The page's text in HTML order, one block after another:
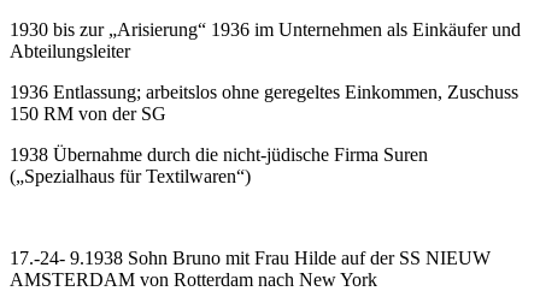
1930 bis zur „Arisierung“ 1936 im Unternehmen als Einkäufer und
Abteilungsleiter
1936 Entlassung; arbeitslos ohne geregeltes Einkommen, Zuschuss
150 RM von der SG
1938 Übernahme durch die nicht-jüdische Firma Suren
(„Spezialhaus für Textilwaren“)
17.-24- 9.1938 Sohn Bruno mit Frau Hilde auf der SS NIEUW
AMSTERDAM von Rotterdam nach New York